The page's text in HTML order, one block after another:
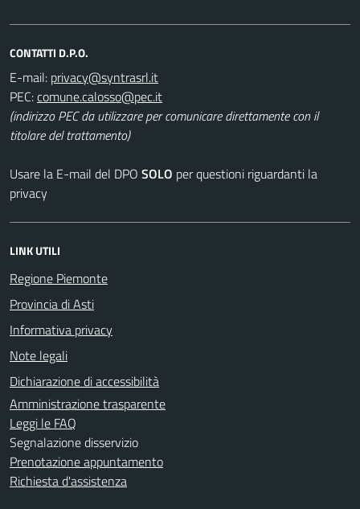
CONTATTI D.P.O.
E-mail:
PEC:
(indirizzo PEC da utilizzare per comunicare direttamente con il
titolare del trattamento)
Usare la E-mail del DPO SOLO per questioni riguardanti la
privacy
LINK UTILI
Regione Piemonte
Provincia di Asti
Informativa privacy
Note legali
Dichiarazione di accessibilità
Amministrazione trasparente
Leggi le FAQ
Segnalazione disservizio
Prenotazione appuntamento
Richiesta d'assistenza